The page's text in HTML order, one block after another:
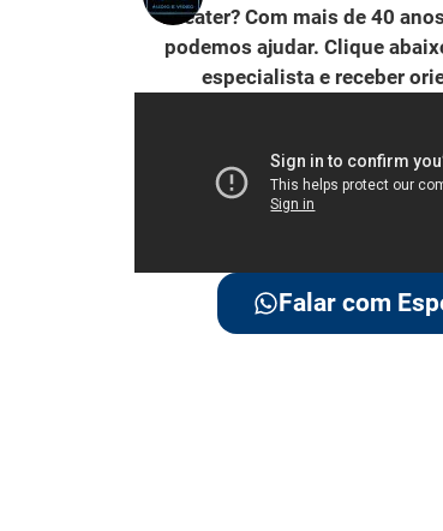
Theater? Com mais de 40
podemos ajudar. Clique
especialista e receber
Falar com